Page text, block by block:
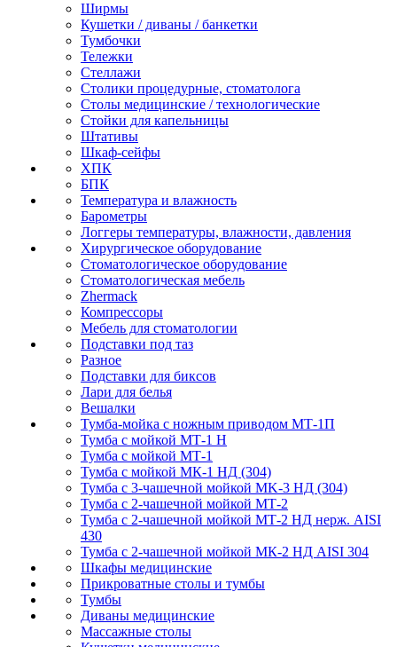
Ширмы
Кушетки / диваны / банкетки
Тумбочки
Тележки
Стеллажи
Столики процедурные, стоматолога
Столы медицинские / технологические
Стойки для капельницы
Штативы
Шкаф-сейфы
ХПК
БПК
Температура и влажность
Барометры
Логгеры температуры, влажности, давления
Хирургическое оборудование
Стоматологическое оборудование
Стоматологическая мебель
Zhermack
Компрессоры
Мебель для стоматологии
Подставки под таз
Разное
Подставки для биксов
Лари для белья
Вешалки
Тумба-мойка с ножным приводом МТ-1П
Тумба с мойкой МТ-1 Н
Тумба с мойкой МТ-1
Тумба с мойкой МК-1 НД (304)
Тумба с 3-чашечной мойкой МK-3 НД (304)
Тумба с 2-чашечной мойкой МТ-2
Тумба с 2-чашечной мойкой МТ-2 НД нерж. AISI
430
Тумба с 2-чашечной мойкой МК-2 НД AISI 304
Шкафы медицинские
Прикроватные столы и тумбы
Тумбы
Диваны медицинские
Массажные столы